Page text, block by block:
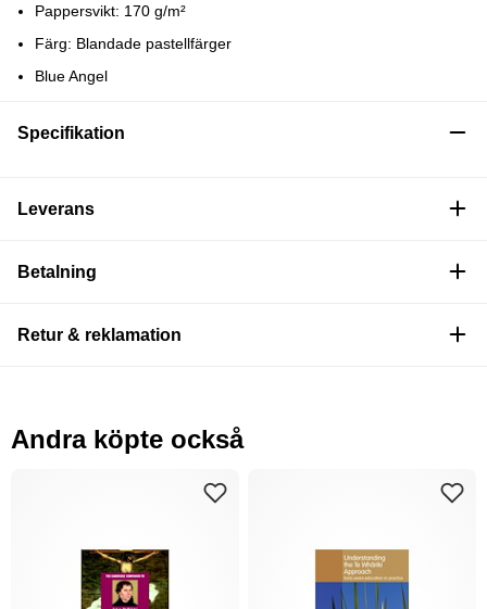
Pappersvikt: 170 g/m²
Färg: Blandade pastellfärger
Blue Angel
Specifikation
Leverans
Betalning
Retur & reklamation
Andra köpte också